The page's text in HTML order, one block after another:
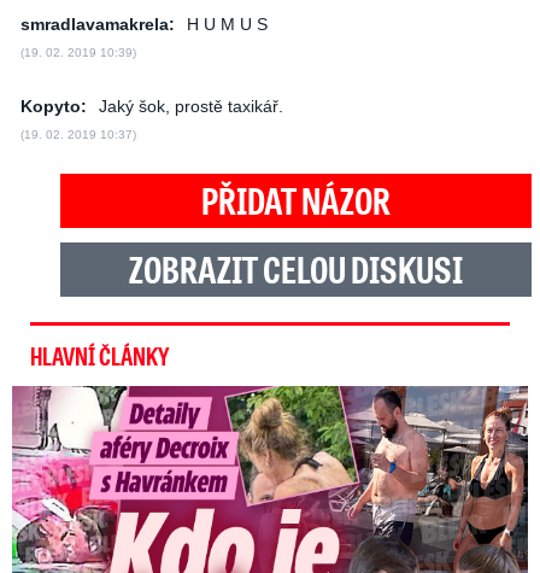
smradlavamakrela: H U M U S
(19. 02. 2019 10:39)
Kopyto: Jaký šok, prostě taxikář.
(19. 02. 2019 10:37)
PŘIDAT NÁZOR
ZOBRAZIT CELOU DISKUSI
HLAVNÍ ČLÁNKY
Detaily aféry Decroix s Havránkem: Kdo je tady královna?